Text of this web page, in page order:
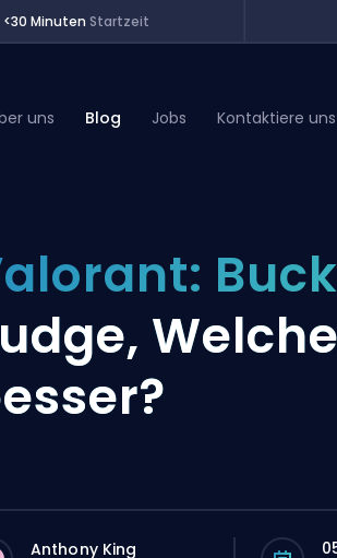
<30 Minuten Startzeit
uns Blog Jobs Kontaktiere uns
Anthony King